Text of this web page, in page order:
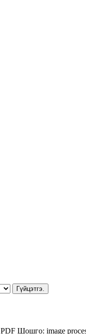
Гүйцэтгэ.
PDF Шошго: image